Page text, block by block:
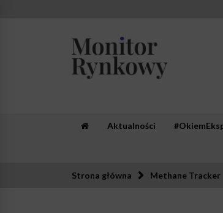
Aktualności
Strona główna Methane Tracker